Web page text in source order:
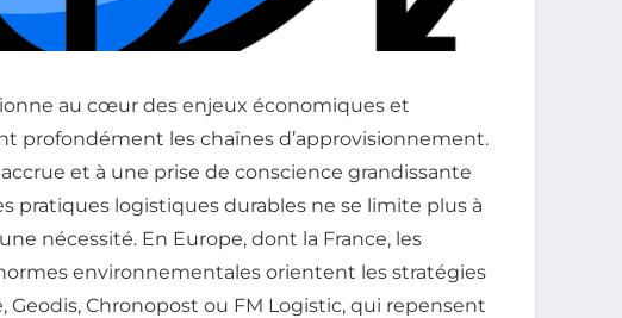
au cœur des enjeux économiques et
profondément les chaînes d’approvisionnement.
et à une prise de conscience grandissante
pratiques logistiques durables ne se limite plus à
nécessité. En Europe, dont la France, les
environnementales orientent les stratégies
Geodis, Chronopost ou FM Logistic, qui repensent